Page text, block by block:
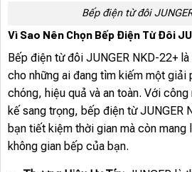
Bếp điện từ đôi
Vì Sao Nên Chọn Bếp Điện Từ Đôi
Bếp điện từ đôi JUNGER NKD-22+
cho những ai đang tìm kiếm một giải
chóng, hiệu quả và an toàn. Với
kế sang trọng, bếp điện từ JUNGER
bạn tiết kiệm thời gian mà còn
không gian bếp của bạn.